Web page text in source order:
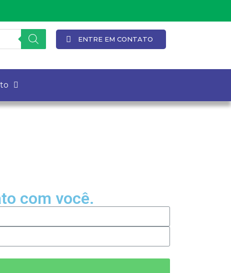
ENTRE EM CONTATO
com você.